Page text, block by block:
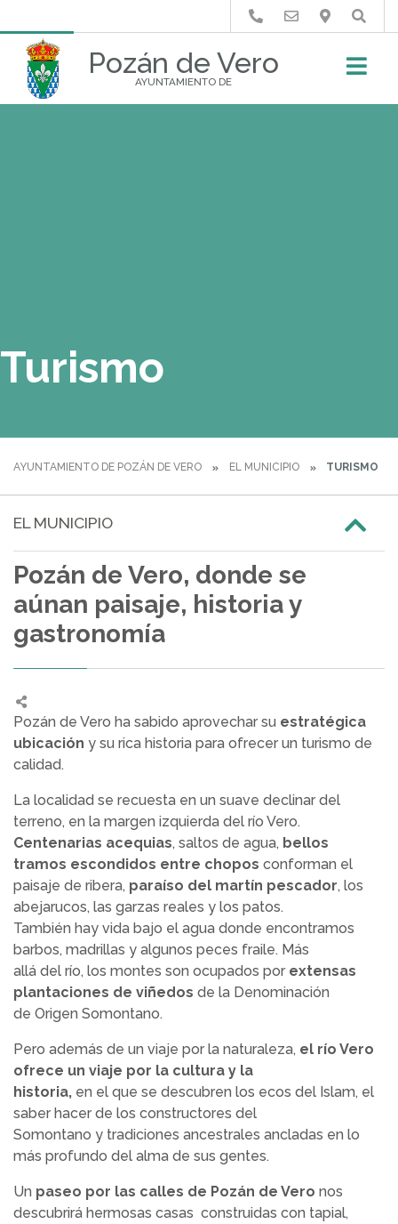
Pozán de Vero
AYUNTAMIENTO DE
Buscar
Turismo
AYUNTAMIENTO DE POZÁN DE VERO EL MUNICIPIO TURISMO
EL MUNICIPIO
Pozán de Vero, donde se
aúnan paisaje, historia y
gastronomía
Pozán de Vero ha sabido aprovechar su estratégica
ubicación y su rica historia para ofrecer un turismo de
calidad.
La localidad se recuesta en un suave declinar del
terreno, en la margen izquierda del río Vero.
Centenarias acequias, saltos de agua, bellos
tramos escondidos entre chopos conforman el
paisaje de ribera, paraíso del martín pescador, los
abejarucos, las garzas reales y los patos.
También hay vida bajo el agua donde encontramos
barbos, madrillas y algunos peces fraile. Más
allá del río, los montes son ocupados por extensas
plantaciones de viñedos de la Denominación
de Origen Somontano.
Pero además de un viaje por la naturaleza, el río Vero
ofrece un viaje por la cultura y la
historia, en el que se descubren los ecos del Islam, el
saber hacer de los constructores del
Somontano y tradiciones ancestrales ancladas en lo
más profundo del alma de sus gentes.
Un paseo por las calles de Pozán de Vero nos
descubrirá hermosas casas construidas con tapial,